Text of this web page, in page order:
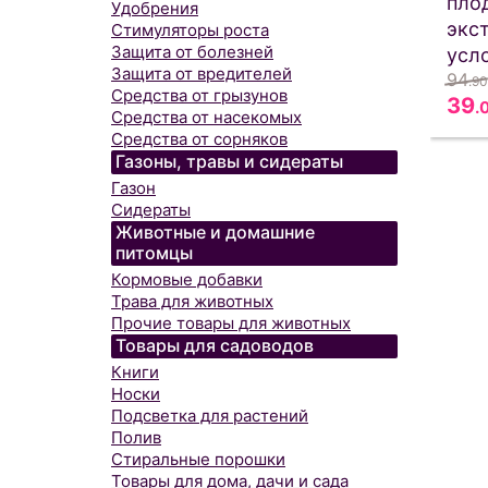
Удобрения
Стимуляторы роста
Защита от болезней
Защита от вредителей
Средства от грызунов
Средства от насекомых
Средства от сорняков
Газоны, травы и сидераты
Газон
Сидераты
Животные и домашние
питомцы
Кормовые добавки
Трава для животных
Прочие товары для животных
Товары для садоводов
Книги
Носки
Подсветка для растений
Полив
Стиральные порошки
Товары для дома, дачи и сада
94.90
39